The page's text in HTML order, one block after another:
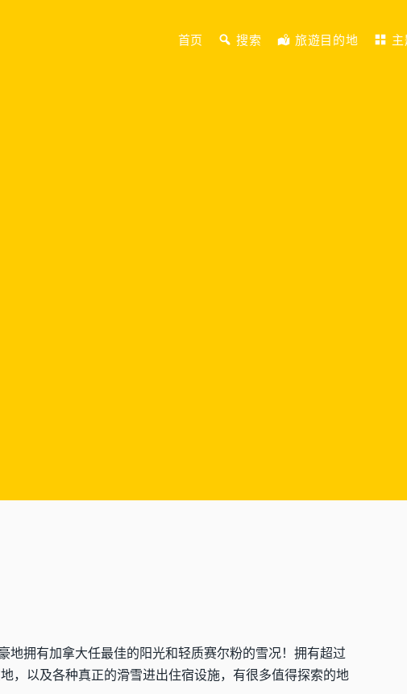
首页 搜索 旅遊目的地
地拥有加拿大任最佳的阳光和轻质赛尔粉的雪况！拥有超过
，以及各种真正的滑雪进出住宿设施，有很多值得探索的地